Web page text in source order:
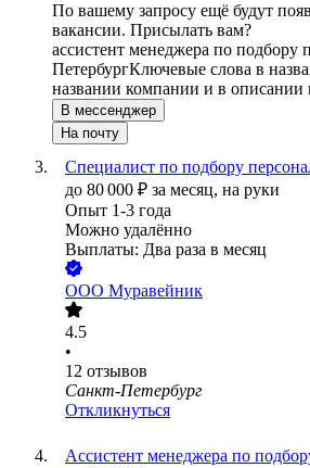
По вашему запросу ещё будут
вакансии. Присылать вам?
ассистент менеджера по подбору
ПетербургКлючевые слова в
названии компании и в описании
В мессенджер
На почту
Cпециалист по подбору
до 80 000 ₽ за месяц, на руки
Опыт 1-3 года
Можно удалённо
Выплаты: Два раза в месяц
ООО Муравейник
4.5
•
12 отзывов
Санкт-Петербург
Откликнуться
Ассистент менеджера по